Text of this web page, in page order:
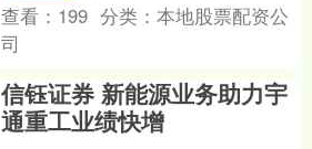
查看： 199 分类：本地股票配资公
司
信钰证券 新能源业务助力宇
通重工业绩快增